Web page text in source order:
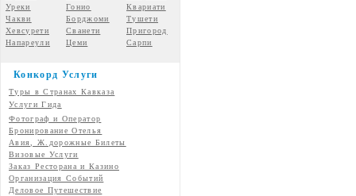
Уреки
Гонио
Квариати
Чакви
Борджоми
Тушети
Хевсурети
Сванети
Пригород
Напареули
Цеми Сарпи
Конкорд Услуги
Туры в Странах Кавказа
Услуги Гида
Фотограф и Оператор
Бронирование Отелья
Авия, Ж.дорожные Билеты
Визовые Услуги
Заказ Ресторана и Казино
Организация Событий
Деловое Путешествие